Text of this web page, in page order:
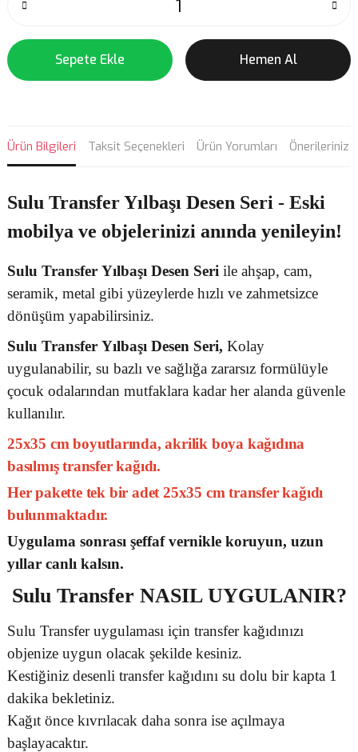
Sepete Ekle Hemen Al
Ürün Bilgileri Taksit Seçenekleri Ürün Yorumları Önerileriniz
Sulu Transfer Yılbaşı Desen Seri - Eski
mobilya ve objelerinizi anında yenileyin!
Sulu Transfer Yılbaşı Desen Seri ile ahşap, cam,
seramik, metal gibi yüzeylerde hızlı ve zahmetsizce
dönüşüm yapabilirsiniz.
Sulu Transfer Yılbaşı Desen Seri, Kolay
uygulanabilir, su bazlı ve sağlığa zararsız formülüyle
çocuk odalarından mutfaklara kadar her alanda güvenle
kullanılır.
25x35 cm boyutlarında, akrilik boya kağıdına
basılmış transfer kağıdı.
Her pakette tek bir adet 25x35 cm transfer kağıdı
bulunmaktadır.
Uygulama sonrası şeffaf vernikle koruyun, uzun
yıllar canlı kalsın.
Sulu Transfer NASIL UYGULANIR?
Sulu Transfer uygulaması için transfer kağıdınızı
objenize uygun olacak şekilde kesiniz.
Kestiğiniz desenli transfer kağıdını su dolu bir kapta 1
dakika bekletiniz.
Kağıt önce kıvrılacak daha sonra ise açılmaya
başlayacaktır.